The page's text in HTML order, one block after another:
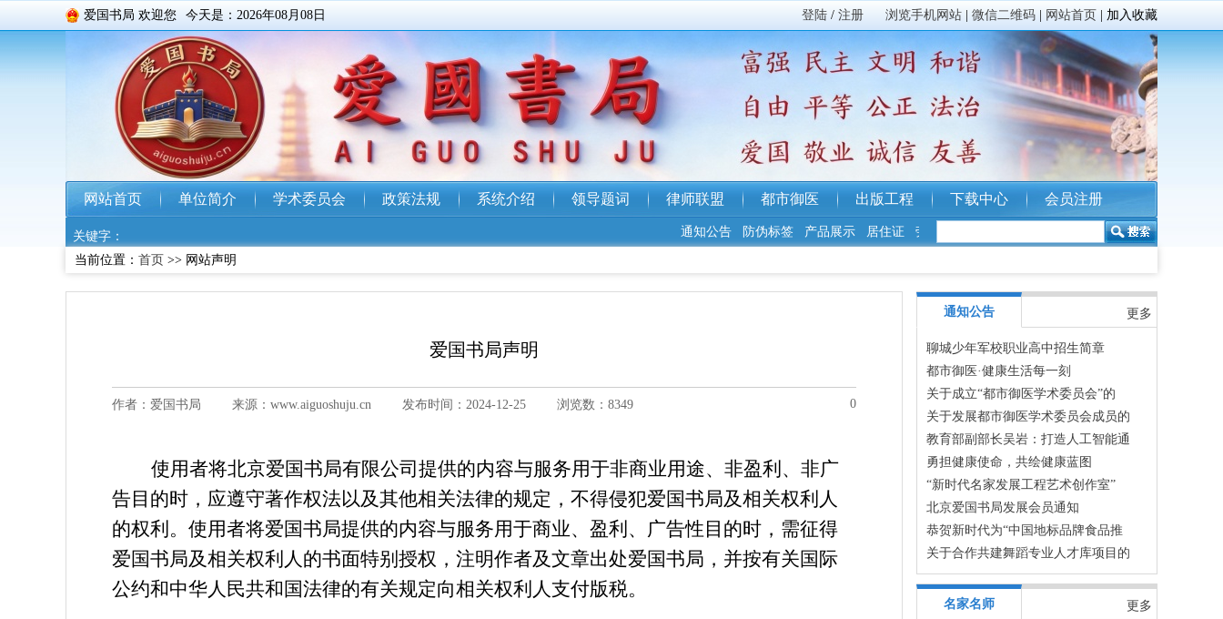
爱国书局 欢迎您 今天是：2026年08月08日 登陆 / 注册 浏览手机网站 微信二维码 网站首页 加入收藏
网站首页 单位简介 学术委员会 政策法规 系统介绍 领导题词 律师联盟 都市御医 出版工程 下载中心 会员注册
关键字： 通知公告 防伪标签 产品展示 居住证 劳务派遣 人才招聘 纳税筹划
当前位置： 首页 >> 网站声明
爱国书局声明
0
作者：爱国书局 来源：www.aiguoshuju.cn 发布时间：2024-12-25 浏览数：8349
使用者将北京爱国书局有限公司 提供的内容与服务用于非商业用途、非盈利、非广
告目的时，应遵守著作权法以及其他相关法律的规定，不得侵犯爱国书局及相关权利人
的权利。使用者将爱国书局提供的内容与服务用于商业、盈利、广告性目的时，需征得
爱国书局及相关权利人的书面特别授权，注明作者及文章出处爱国书局 ，并按有关国际
公约和中华人民共和国法律的有关规定向相关权利人支付版税。
通知公告 更多
聊城少年军校职业高中招生简章
都市御医·健康生活每一刻
关于成立“都市御医学术委员会”的
关于发展都市御医学术委员会成员的
教育部副部长吴岩：打造人工智能通
勇担健康使命，共绘健康蓝图
“新时代名家发展工程艺术创作室”
北京爱国书局发展会员通知
恭贺新时代为“中国地标品牌食品推
关于合作共建舞蹈专业人才库项目的
名家名师 更多